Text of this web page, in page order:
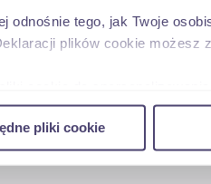
odnośnie tego, jak Twoje
plików cookie możesz
o tym, jak
Partnerzy mogą
korzystania z ich usług.
pliki cookie